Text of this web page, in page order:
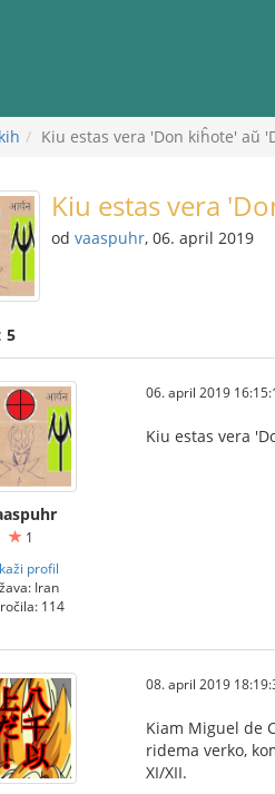
Kiu estas vera 'Don kiĥote' aŭ
Kiu estas vera
od vaaspuhr, 06. april 2019
5
1
profil
Iran
114
06. april 2019
Kiu estas vera
08. april 2019
Kiam Miguel de
ridema verko,
XI/XII.